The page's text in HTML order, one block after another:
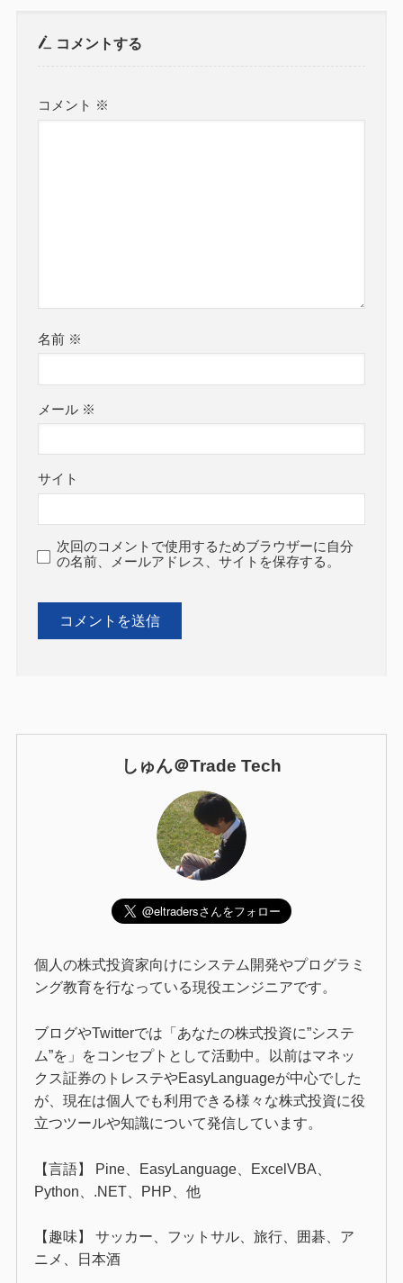
コメントする
コメント ※
名前 ※
メール ※
サイト
次回のコメントで使用するためブラウザーに自分
の名前、メールアドレス、サイトを保存する。
しゅん＠Trade Tech
個人の株式投資家向けにシステム開発やプログラミ
ング教育を行なっている現役エンジニアです。
ブログやTwitterでは「あなたの株式投資に”システ
ム”を」をコンセプトとして活動中。以前はマネッ
クス証券のトレステやEasyLanguageが中心でした
が、現在は個人でも利用できる様々な株式投資に役
立つツールや知識について発信しています。
【言語】 Pine、EasyLanguage、ExcelVBA、
Python、.NET、PHP、他
【趣味】 サッカー、フットサル、旅行、囲碁、ア
ニメ、日本酒